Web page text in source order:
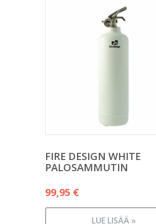
FIRE DESIGN WHITE
PALOSAMMUTIN
99,95 €
LUE LISÄÄ »